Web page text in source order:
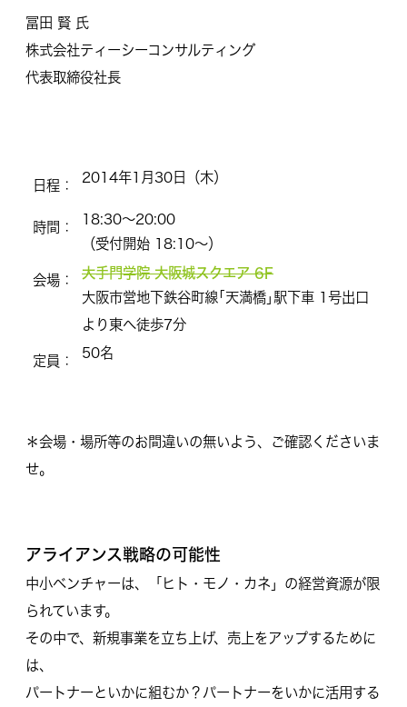
冨田 賢 氏
株式会社ティーシーコンサルティング
代表取締役社長
日程： 2014年1月30日（木）
時間：
18:30〜20:00
（受付開始 18:10〜）
会場： 大手門学院 大阪城スクエア 6F
大阪市営地下鉄谷町線｢天満橋｣駅下車 1号出口
より東へ徒歩7分
定員： 50名
＊会場・場所等のお間違いの無いよう、ご確認くださいま
せ。
アライアンス戦略の可能性
中小ベンチャーは、「ヒト・モノ・カネ」の経営資源が限
られています。
その中で、新規事業を立ち上げ、売上をアップするために
は、
パートナーといかに組むか？パートナーをいかに活用する